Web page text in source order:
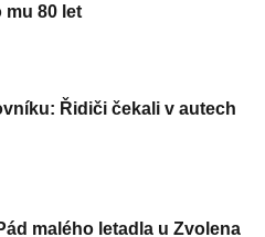
mu 80 let
Řidiči čekali v autech
malého letadla u Zvolena